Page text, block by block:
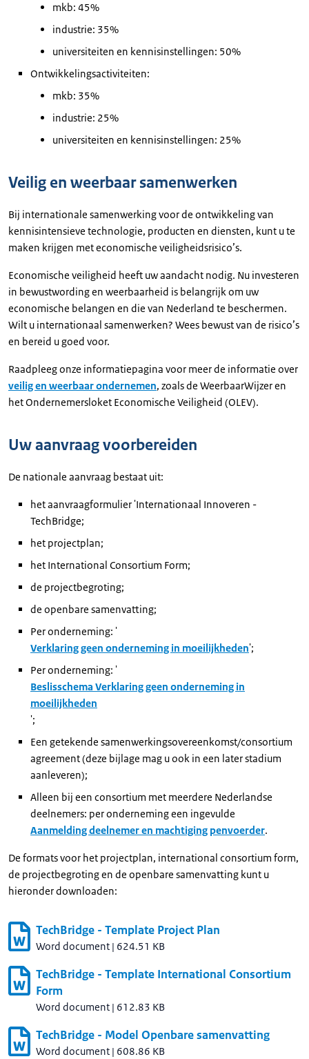
mkb: 45%
industrie: 35%
universiteiten en kennisinstellingen: 50%
Ontwikkelingsactiviteiten:
mkb: 35%
industrie: 25%
universiteiten en kennisinstellingen: 25%
Veilig en weerbaar samenwerken
Bij internationale samenwerking voor de ontwikkeling van
kennisintensieve technologie, producten en diensten, kunt u te
maken krijgen met economische veiligheidsrisico’s.
Economische veiligheid heeft uw aandacht nodig. Nu investeren
in bewustwording en weerbaarheid is belangrijk om uw
economische belangen en die van Nederland te beschermen.
Wilt u internationaal samenwerken? Wees bewust van de risico’s
en bereid u goed voor.
Raadpleeg onze informatiepagina voor meer de informatie over
veilig en weerbaar ondernemen, zoals de WeerbaarWijzer en
het Ondernemersloket Economische Veiligheid (OLEV).
Uw aanvraag voorbereiden
De nationale aanvraag bestaat uit:
het aanvraagformulier 'Internationaal Innoveren -
TechBridge;
het projectplan;
het International Consortium Form;
de projectbegroting;
de openbare samenvatting;
Per onderneming: '
Verklaring geen onderneming in moeilijkheden';
Per onderneming: '
Beslisschema Verklaring geen onderneming in
moeilijkheden
';
Een getekende samenwerkingsovereenkomst/consortium
agreement (deze bijlage mag u ook in een later stadium
aanleveren);
Alleen bij een consortium met meerdere Nederlandse
deelnemers: per onderneming een ingevulde
Aanmelding deelnemer en machtiging penvoerder.
De formats voor het projectplan, international consortium form,
de projectbegroting en de openbare samenvatting kunt u
hieronder downloaden:
TechBridge - Template Project Plan
Word document | 624.51 KB
TechBridge - Template International Consortium
Form
Word document | 612.83 KB
TechBridge - Model Openbare samenvatting
Word document | 608.86 KB